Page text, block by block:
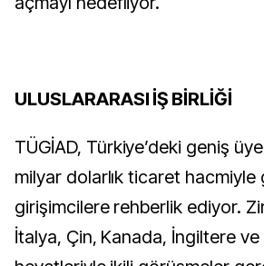
ULUSLARARASI İŞ BİRLİĞİ
TÜGİAD, Türkiye’deki geniş üye
milyar dolarlık ticaret hacmiyle
girişimcilere rehberlik ediyor.
İtalya, Çin, Kanada, İngiltere ve